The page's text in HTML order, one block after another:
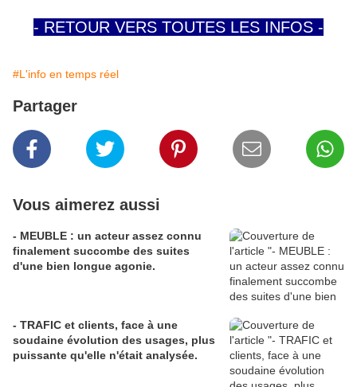
- RETOUR VERS TOUTES LES INFOS -
#L'info en temps réel
Partager
Vous aimerez aussi
- MEUBLE : un acteur assez connu
finalement succombe des suites
d'une bien longue agonie.
- TRAFIC et clients, face à une
soudaine évolution des usages, plus
puissante qu'elle n'était analysée.